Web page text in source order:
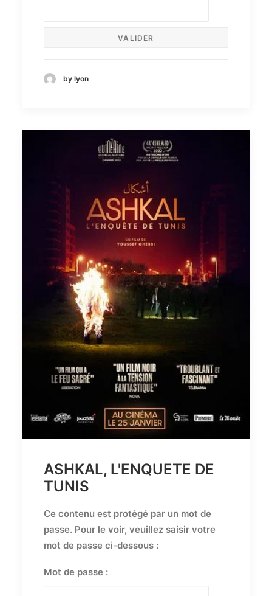
by lyon
ASHKAL, L'ENQUETE DE
TUNIS
Ce contenu est protégé par un mot de
passe. Pour le voir, veuillez saisir votre
mot de passe ci-dessous :
Mot de passe :